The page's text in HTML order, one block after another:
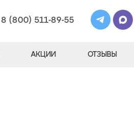
8 (800) 511-89-55
АКЦИИ ОТЗЫВЫ